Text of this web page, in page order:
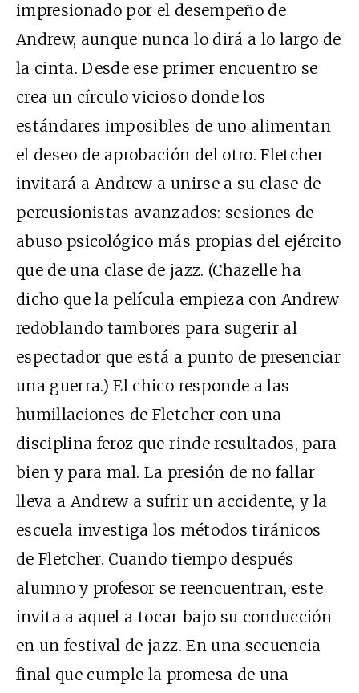
impresionado por el desempeño de
Andrew, aunque nunca lo dirá a lo largo de
la cinta. Desde ese primer encuentro se
crea un círculo vicioso donde los
estándares imposibles de uno alimentan
el deseo de aprobación del otro. Fletcher
invitará a Andrew a unirse a su clase de
percusionistas avanzados: sesiones de
abuso psicológico más propias del ejército
que de una clase de jazz. (Chazelle ha
dicho que la película empieza con Andrew
redoblando tambores para sugerir al
espectador que está a punto de presenciar
una guerra.) El chico responde a las
humillaciones de Fletcher con una
disciplina feroz que rinde resultados, para
bien y para mal. La presión de no fallar
lleva a Andrew a sufrir un accidente, y la
escuela investiga los métodos tiránicos
de Fletcher. Cuando tiempo después
alumno y profesor se reencuentran, este
invita a aquel a tocar bajo su conducción
en un festival de jazz. En una secuencia
final que cumple la promesa de una